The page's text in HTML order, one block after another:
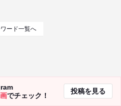
ード一覧へ
ースでもアラカルトでも楽しめる
でチェック！
投稿を見る